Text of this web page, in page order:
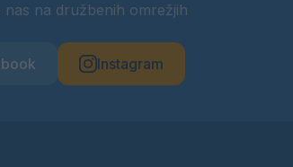
nas na družbenih omrežjih
Instagram